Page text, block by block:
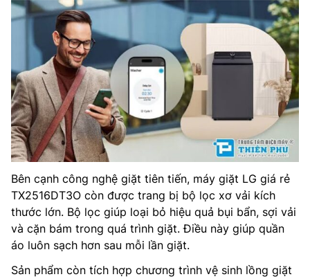
Bên cạnh công nghệ giặt tiên tiến, máy giặt LG giá rẻ
TX2516DT3O còn được trang bị bộ lọc xơ vải kích
thước lớn. Bộ lọc giúp loại bỏ hiệu quả bụi bẩn, sợi vải
và cặn bám trong quá trình giặt. Điều này giúp quần
áo luôn sạch hơn sau mỗi lần giặt.
Sản phẩm còn tích hợp chương trình vệ sinh lồng giặt